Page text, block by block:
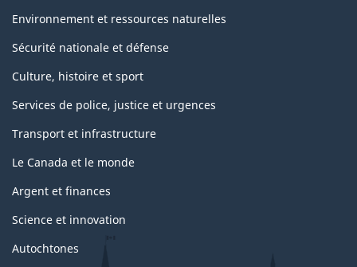
Environnement et ressources naturelles
Sécurité nationale et défense
Culture, histoire et sport
Services de police, justice et urgences
Transport et infrastructure
Le Canada et le monde
Argent et finances
Science et innovation
Autochtones